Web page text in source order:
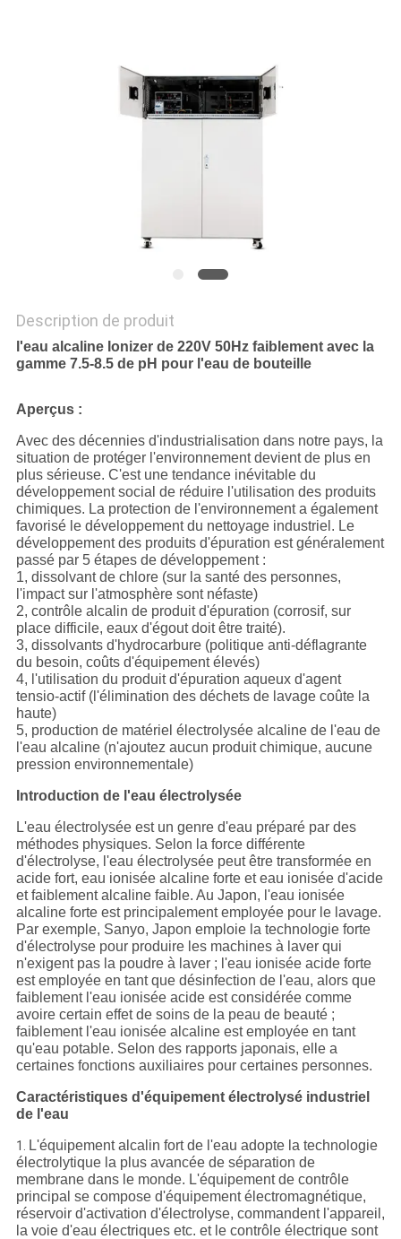
SITE
POLITIQUE
EN
MATIÈRE
DE
PROTECTION
DE
LA
VIE
PRIVÉE
Description de produit
l'eau alcaline Ionizer de 220V 50Hz faiblement avec la
gamme 7.5-8.5 de pH pour l'eau de bouteille
Aperçus :
Avec des décennies d'industrialisation dans notre pays, la
situation de protéger l'environnement devient de plus en
plus sérieuse. C'est une tendance inévitable du
développement social de réduire l'utilisation des produits
chimiques. La protection de l'environnement a également
favorisé le développement du nettoyage industriel. Le
développement des produits d'épuration est généralement
passé par 5 étapes de développement :
1, dissolvant de chlore (sur la santé des personnes,
l'impact sur l'atmosphère sont néfaste)
2, contrôle alcalin de produit d'épuration (corrosif, sur
place difficile, eaux d'égout doit être traité).
3, dissolvants d'hydrocarbure (politique anti-déflagrante
du besoin, coûts d'équipement élevés)
4, l'utilisation du produit d'épuration aqueux d'agent
tensio-actif (l'élimination des déchets de lavage coûte la
haute)
5, production de matériel électrolysée alcaline de l'eau de
l'eau alcaline (n'ajoutez aucun produit chimique, aucune
pression environnementale)
Introduction de l'eau électrolysée
L'eau électrolysée est un genre d'eau préparé par des
méthodes physiques. Selon la force différente
d'électrolyse, l'eau électrolysée peut être transformée en
acide fort, eau ionisée alcaline forte et eau ionisée d'acide
et faiblement alcaline faible. Au Japon, l'eau ionisée
alcaline forte est principalement employée pour le lavage.
Par exemple, Sanyo, Japon emploie la technologie forte
d'électrolyse pour produire les machines à laver qui
n'exigent pas la poudre à laver ; l'eau ionisée acide forte
est employée en tant que désinfection de l'eau, alors que
faiblement l'eau ionisée acide est considérée comme
avoire certain effet de soins de la peau de beauté ;
faiblement l'eau ionisée alcaline est employée en tant
qu'eau potable. Selon des rapports japonais, elle a
certaines fonctions auxiliaires pour certaines personnes.
Caractéristiques d'équipement électrolysé industriel
de l'eau
1. L'équipement alcalin fort de l'eau adopte la technologie
électrolytique la plus avancée de séparation de
membrane dans le monde. L'équipement de contrôle
principal se compose d'équipement électromagnétique,
réservoir d'activation d'électrolyse, commandent l'appareil,
la voie d'eau électriques etc. et le contrôle électrique sont